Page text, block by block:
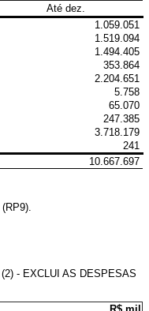
Até dez.
1.059.051
1.519.094
1.494.405
353.864
2.204.651
5.758
65.070
247.385
3.718.179
241
10.667.697
- EXCLUI AS DESPESAS